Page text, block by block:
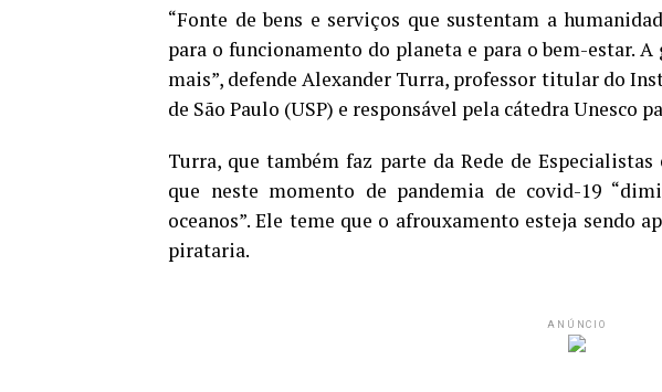
“Fonte de bens e serviços que sustentam a
para o funcionamento do planeta e para o bem-estar.
mais”, defende Alexander Turra, professor titular do
de São Paulo (USP) e responsável pela cátedra Unesco
Turra, que também faz parte da Rede de
que neste momento de pandemia de covid-19
oceanos”. Ele teme que o afrouxamento esteja sendo
pirataria.
ANÚNCIO